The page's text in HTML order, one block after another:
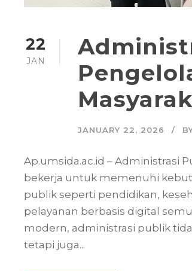
22
JAN
JANUARY 22, 2026
Ap.umsida.ac.id – Administrasi
bekerja untuk memenuhi
publik seperti pendidikan,
pelayanan berbasis digital
modern, administrasi publik
tetapi juga...